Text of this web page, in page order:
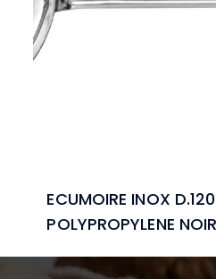
ECUMOIRE INOX
POLYPROPYLENE